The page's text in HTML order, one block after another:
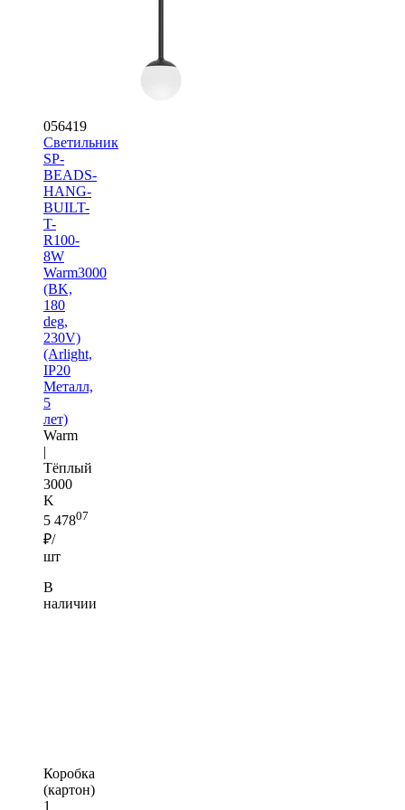
056419
Светильник
SP-
BEADS-
HANG-
BUILT-
T-
R100-
8W
Warm3000
(BK,
180
deg,
230V)
(Arlight,
IP20
Металл,
5
лет)
Warm
|
Тёплый
3000
K
5 47807
₽/
шт
В
наличии
Коробка
(картон)
1